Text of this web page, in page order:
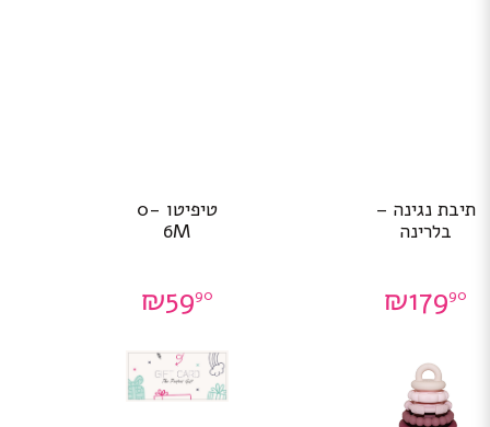
תיבת נגינה –
בלרינה
₪17990
טיפיטו 0-
6M
₪5990